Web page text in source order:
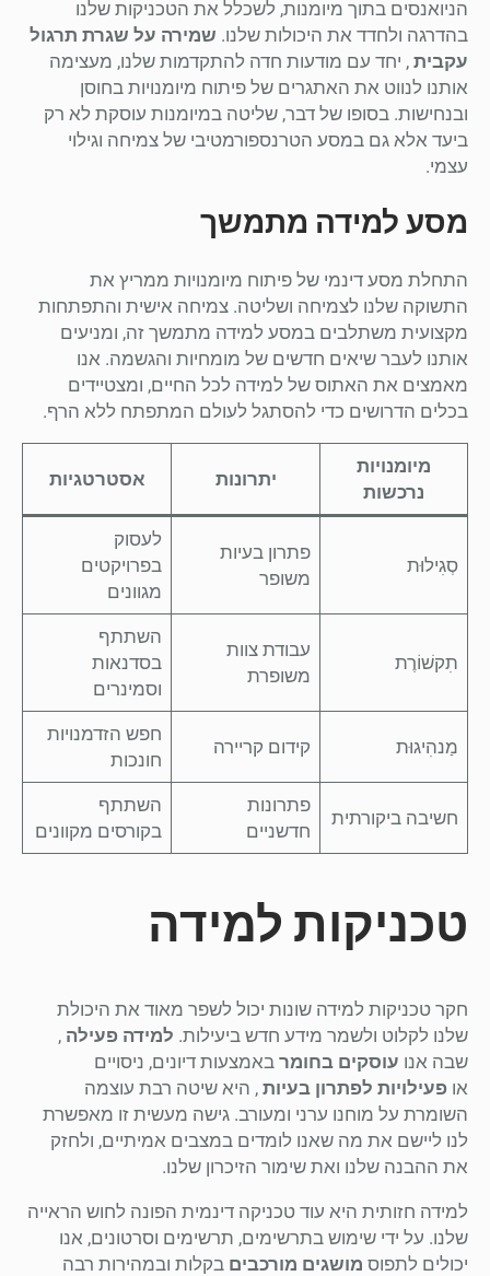
הניואנסים בתוך מיומנות, לשכלל את הטכניקות שלנו
בהדרגה ולחדד את היכולות שלנו. שמירה על שגרת תרגול
עקבית , יחד עם מודעות חדה להתקדמות שלנו, מעצימה
אותנו לנווט את האתגרים של פיתוח מיומנויות בחוסן
ובנחישות. בסופו של דבר, שליטה במיומנות עוסקת לא רק
ביעד אלא גם במסע הטרנספורמטיבי של צמיחה וגילוי
עצמי.
מסע למידה מתמשך
התחלת מסע דינמי של פיתוח מיומנויות ממריץ את
התשוקה שלנו לצמיחה ושליטה. צמיחה אישית והתפתחות
מקצועית משתלבים במסע למידה מתמשך זה, ומניעים
אותנו לעבר שיאים חדשים של מומחיות והגשמה. אנו
מאמצים את האתוס של למידה לכל החיים, ומצטיידים
בכלים הדרושים כדי להסתגל לעולם המתפתח ללא הרף.
מיומנויות
נרכשות
יתרונות אסטרטגיות
סְגִילוּת
פתרון בעיות
משופר
לעסוק
בפרויקטים
מגוונים
תִקשׁוֹרֶת
עבודת צוות
משופרת
השתתף
בסדנאות
וסמינרים
מַנהִיגוּת קידום קריירה
חפש הזדמנויות
חונכות
חשיבה ביקורתית
פתרונות
חדשניים
השתתף
בקורסים מקוונים
טכניקות למידה
חקר טכניקות למידה שונות יכול לשפר מאוד את היכולת
שלנו לקלוט ולשמר מידע חדש ביעילות. למידה פעילה ,
שבה אנו עוסקים בחומר באמצעות דיונים, ניסויים
או פעילויות לפתרון בעיות , היא שיטה רבת עוצמה
השומרת על מוחנו ערני ומעורב. גישה מעשית זו מאפשרת
לנו ליישם את מה שאנו לומדים במצבים אמיתיים, ולחזק
את ההבנה שלנו ואת שימור הזיכרון שלנו.
למידה חזותית היא עוד טכניקה דינמית הפונה לחוש הראייה
שלנו. על ידי שימוש בתרשימים, תרשימים וסרטונים, אנו
יכולים לתפוס מושגים מורכבים בקלות ובמהירות רבה